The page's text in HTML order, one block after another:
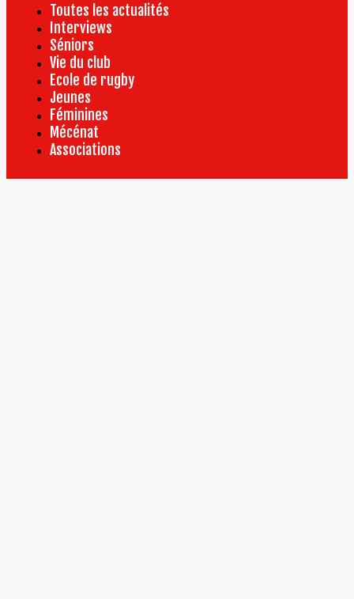
Toutes les actualités
Interviews
Séniors
Vie du club
Ecole de rugby
Jeunes
Féminines
Mécénat
Associations